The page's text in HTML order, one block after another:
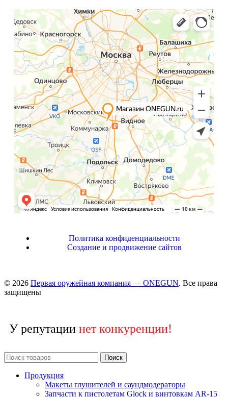
Политика конфиденциальности
Создание и продвижение сайтов
© 2026 Первая оружейная компания — ONEGUN. Все права
защищены
У репутации нет конкуренции!
Поиск
Продукция
Макеты глушителей и саундмодераторы
Запчасти к пистолетам Glock и винтовкам AR-15